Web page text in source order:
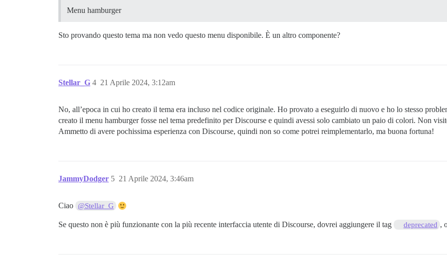
Menu hamburger
Sto provando questo tema ma non vedo questo menu disponibile. È un altro componente?
Stellar_G 21 Aprile 2024, 3:12am
4
No, all’epoca in cui ho creato il tema era incluso nel codice originale. Ho provato a eseguirlo di nuovo e ho lo stesso
creato il menu hamburger fosse nel tema predefinito per Discourse e quindi avessi solo cambiato un paio di colori. Non
Ammetto di avere pochissima esperienza con Discourse, quindi non so come potrei reimplementarlo, ma buona fortuna!
JammyDodger 21 Aprile 2024, 3:46am
5
Ciao @Stellar_G
Se questo non è più funzionante con la più recente interfaccia utente di Discourse, dovrei aggiungere il tag deprecated ,